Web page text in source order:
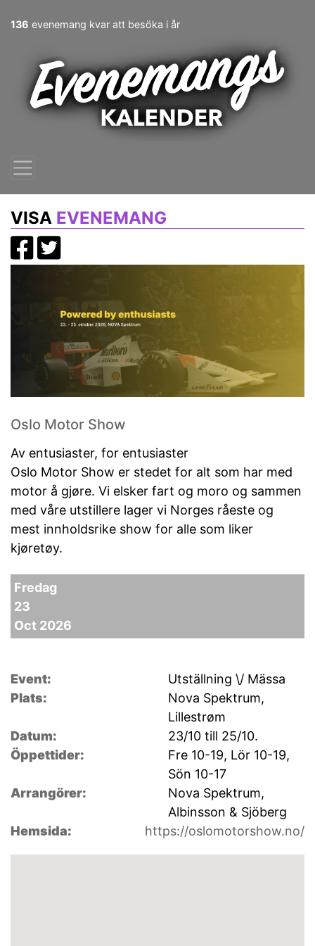
136 evenemang kvar att besöka i år
VISA EVENEMANG
Oslo Motor Show
Av entusiaster, for entusiaster
Oslo Motor Show er stedet for alt som har med
motor å gjøre. Vi elsker fart og moro og sammen
med våre utstillere lager vi Norges råeste og
mest innholdsrike show for alle som liker
kjøretøy.
Fredag
23
Oct 2026
Event:
Utställning \/ Mässa
Plats:
Nova Spektrum,
Lillestrøm
Datum:
23/10 till 25/10.
Öppettider:
Fre 10-19, Lör 10-19,
Sön 10-17
Arrangörer:
Nova Spektrum,
Albinsson & Sjöberg
Hemsida:
https://oslomotorshow.no/